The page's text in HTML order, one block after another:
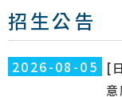
招生公告
2026-08-05
[